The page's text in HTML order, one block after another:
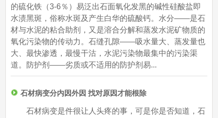
的硫化铁（3-6％）易泛出石面氧化发黑的碱性硅酸盐即
水渍黑斑，俗称水斑及产生白华的硫酸钙。水分——是石
材与水泥的粘合助剂，又是溶合分解和蒸发水泥矿物质的
氧化污染物的传动力。石缝孔隙——吸水量大、蒸发量也
大、最快渗透，最慢干沽，水泥污染物最集中的污染渠
道。防护剂——劣质或不适用的防护剂易...
石材病变分内因外因 找对原因才能根除
石材病变是件很让人头疼的事，可是你是否知道，石